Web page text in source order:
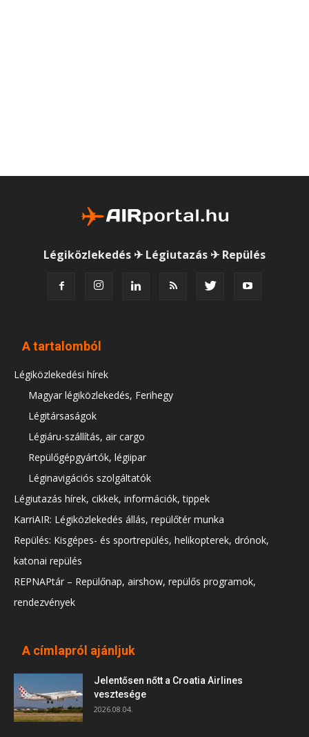
Légiközlekedés ✈ Légiutazás ✈ Repülés
A tartalomból
Légiközlekedési hírek
Magyar légiközlekedés, Ferihegy
Légitársaságok
Légiáru-szállítás, air cargo
Repülőgépgyártók, légiipar
Léginavigációs szolgáltatók
Légiutazás hírek, cikkek, információk, tippek
KarriAIR: Légiközlekedés állás, repülőtér munka
Repülés: Kisgépes- és sportrepülés, helikopterek, drónok,
katonai repülés
REPNAPtár – Repülőnap, airshow, repülős programok,
rendezvények
A címlapról ajánljuk
Jelentősen nőtt a Croatia Airlines
vesztesége
2026.08.04.